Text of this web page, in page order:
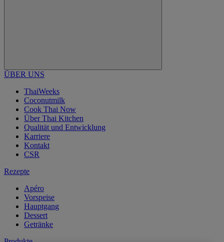
ÜBER UNS
ThaiWeeks
Coconutmilk
Cook Thai Now
Über Thai Kitchen
Qualität und Entwicklung
Karriere
Kontakt
CSR
Rezepte
Apéro
Vorspeise
Hauptgang
Dessert
Getränke